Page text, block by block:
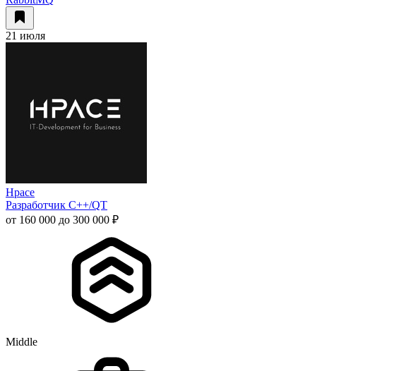
21 июля
Hpace
Разработчик С++/QT
от 160 000 до 300 000 ₽
Middle